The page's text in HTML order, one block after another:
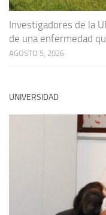
Investigadores de la
de una enfermedad
AGOSTO 5, 2026
UNIVERSIDAD